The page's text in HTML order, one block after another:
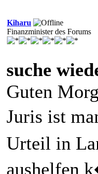
Kiharu
Finanzminister des Forums
suche
Guten
Juris ist
Urteil in
aushelfen